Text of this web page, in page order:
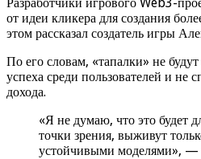
от идеи кликера для создания
этом рассказал создатель игры
По его словам, «тапалки» не
успеха среди пользователей и не
дохода.
«Я не думаю, что это будет
точки зрения, выживут
устойчивыми моделями», —